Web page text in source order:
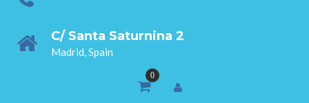
C/ Santa Saturnina 2
Madrid, Spain